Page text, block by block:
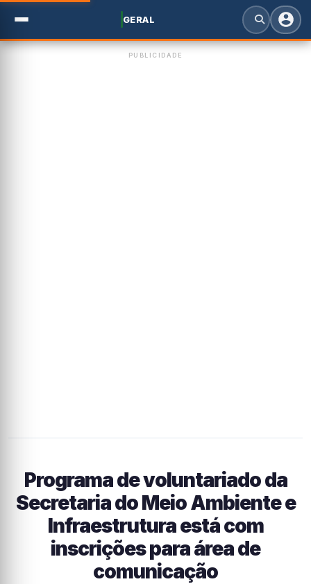
GERAL
PUBLICIDADE
Programa de voluntariado da
Secretaria do Meio Ambiente e
Infraestrutura está com
inscrições para área de
comunicação